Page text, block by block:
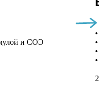
и СОЭ